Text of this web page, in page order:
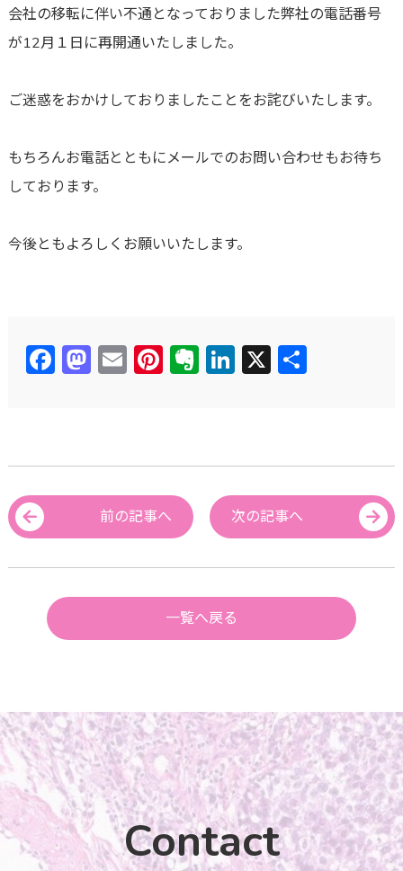
会社の移転に伴い不通となっておりました弊社の電話番号
が12月１日に再開通いたしました。
ご迷惑をおかけしておりましたことをお詫びいたします。
もちろんお電話とともにメールでのお問い合わせもお待ち
しております。
今後ともよろしくお願いいたします。
Facebook
Mastodon
EmailPinterest
Evernote
LinkedIn
X 共
前の記事へ 次の記事へ
一覧へ戻る
Contact